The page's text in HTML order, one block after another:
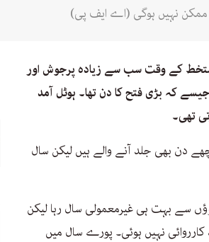
ممکن نہیں ہوگی (اے ایف پی)
کے وقت سب سے زیادہ پرجوش اور
کہ بڑی فتح کا دن تھا۔ ہوٹل آمد
تھی۔
دن بھی جلد آنے والے ہیں لیکن سال
حال افغانستان کے لیے 2020 کئی پہلوؤں سے بہت ہی غیرمعمولی سال رہا لیکن
نہیں ہوئی۔ پورے سال میں